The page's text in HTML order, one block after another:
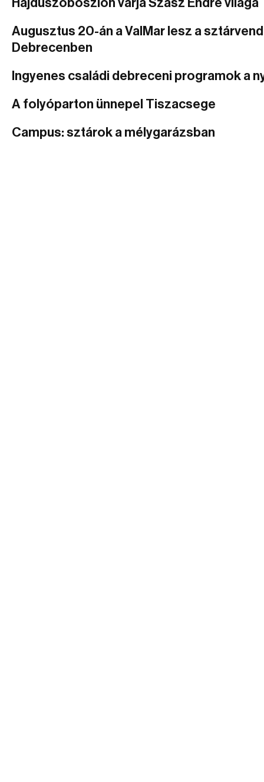
Hajdúszoboszlón várja Szász Endre világa
Augusztus 20-án a ValMar lesz a
Debrecenben
Ingyenes családi debreceni programok a
A folyóparton ünnepel Tiszacsege
Campus: sztárok a mélygarázsban